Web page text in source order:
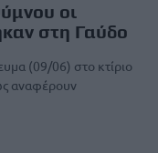
οι
στη Γαύδο
(09/06) στο κτίριο
αναφέρουν